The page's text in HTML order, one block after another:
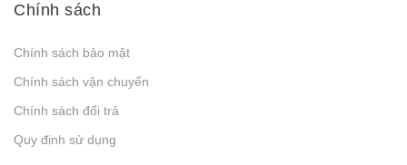
Chính sách
Chính sách bảo mật
Chính sách vận chuyển
Chính sách đổi trả
Quy định sử dụng